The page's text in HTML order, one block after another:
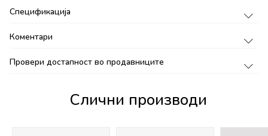
Спецификација
Коментари
Провери достапност во продавниците
Слични производи